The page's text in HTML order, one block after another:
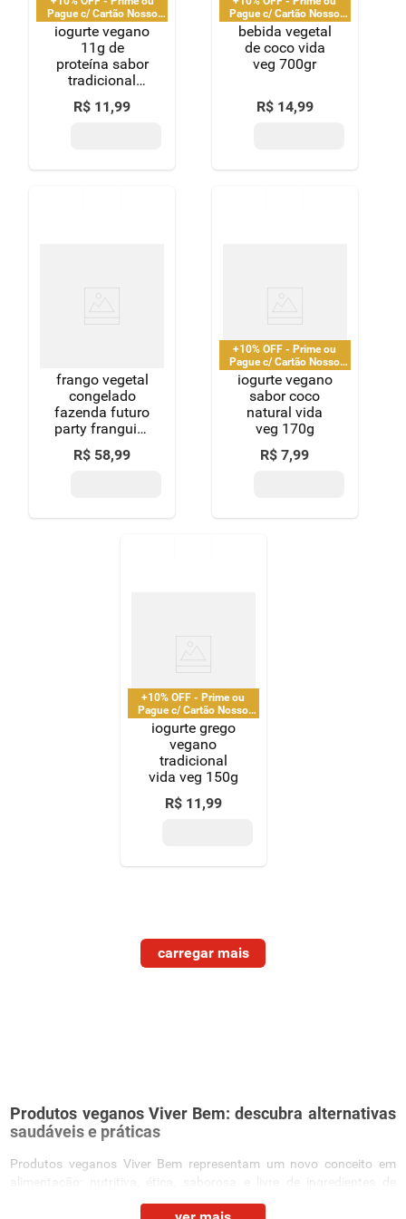
Pague c/ Cartão Nosso
Pay
iogurte vegano
11g de
proteína sabor
tradicional
vida veg 160g
R$ 11,99
Pague c/ Cartão Nosso
Pay
bebida vegetal
de coco vida
veg 700gr
R$ 14,99
frango vegetal
congelado
fazenda futuro
party franguito
pacote 240g
R$ 58,99
+10% OFF - Prime ou
Pague c/ Cartão Nosso
Pay
iogurte vegano
sabor coco
natural vida
veg 170g
R$ 7,99
+10% OFF - Prime ou
Pague c/ Cartão Nosso
Pay
iogurte grego
vegano
tradicional
vida veg 150g
R$ 11,99
Produtos veganos Viver Bem: descubra alternativas
saudáveis e práticas
Produtos veganos Viver Bem representam um novo conceito em